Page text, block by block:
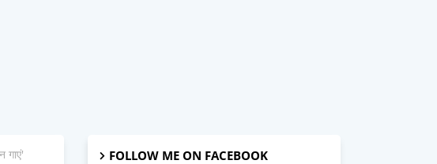
गाएं' FOLLOW ME ON FACEBOOK